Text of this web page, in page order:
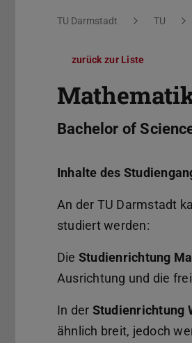
Sie befinden sich hier:
TU Darmstadt TU
zurück zur Liste
Bachelor of
Inhalte des
An der TU Darmstadt
studiert werden:
Die Studienrichtung
Ausrichtung und die
In der Studienrichtung
ähnlich breit, jedoch